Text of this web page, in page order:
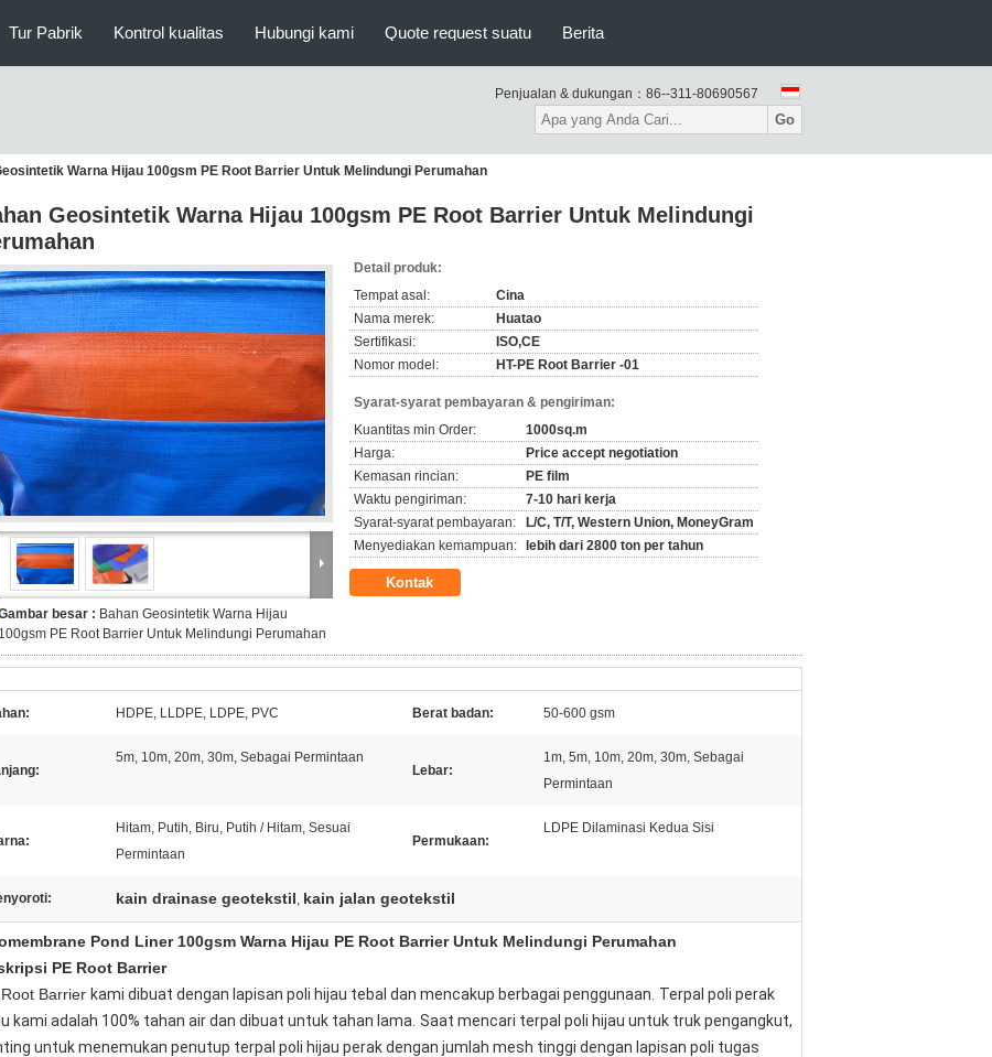
Tur Pabrik Kontrol kualitas Hubungi kami Quote request suatu Berita
Penjualan & dukungan： 86--311-80690567
Go
Warna Hijau 100gsm PE Root Barrier Untuk Melindungi Perumahan
Geosintetik Warna Hijau 100gsm PE Root Barrier Untuk Melindungi
besar : Bahan Geosintetik Warna Hijau
100gsm PE Root Barrier Untuk Melindungi Perumahan
Detail produk:
Tempat asal:
Cina
Nama merek:
Huatao
Sertifikasi:
ISO,CE
Nomor model:
HT-PE Root Barrier -01
Syarat-syarat pembayaran & pengiriman:
Kuantitas min Order:
1000sq.m
Harga:
Price accept negotiation
Kemasan rincian:
PE film
Waktu pengiriman:
7-10 hari kerja
Syarat-syarat pembayaran:
L/C, T/T, Western Union, MoneyGram
Menyediakan kemampuan:
lebih dari 2800 ton per tahun
Kontak
HDPE, LLDPE, LDPE, PVC Berat badan: 50-600 gsm
5m, 10m, 20m, 30m, Sebagai Permintaan
Lebar:
1m, 5m, 10m, 20m, 30m, Sebagai
Permintaan
Hitam, Putih, Biru, Putih / Hitam, Sesuai
Permintaan
Permukaan:
LDPE Dilaminasi Kedua Sisi
kain drainase geotekstil, kain jalan geotekstil
Pond Liner 100gsm Warna Hijau PE Root Barrier Untuk Melindungi Perumahan
PE Root Barrier
Barrier kami dibuat dengan lapisan poli hijau tebal dan mencakup berbagai penggunaan. Terpal poli perak
kami adalah 100% tahan air dan dibuat untuk tahan lama. Saat mencari terpal poli hijau untuk truk pengangkut,
untuk menemukan penutup terpal poli hijau perak dengan jumlah mesh tinggi dengan lapisan poli tugas